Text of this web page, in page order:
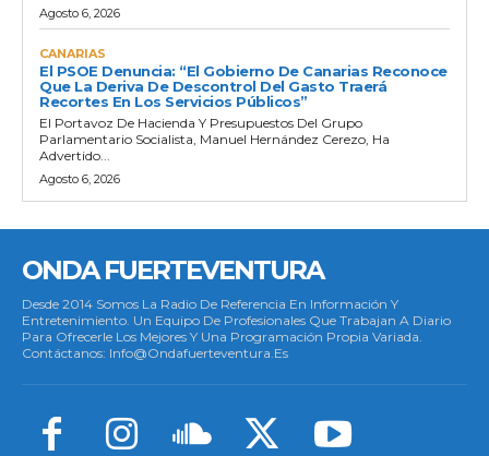
Agosto 6, 2026
CANARIAS
El PSOE Denuncia: “El Gobierno De Canarias Reconoce
Que La Deriva De Descontrol Del Gasto Traerá
Recortes En Los Servicios Públicos”
El Portavoz De Hacienda Y Presupuestos Del Grupo
Parlamentario Socialista, Manuel Hernández Cerezo, Ha
Advertido...
Agosto 6, 2026
ONDA FUERTEVENTURA
Desde 2014 Somos La Radio De Referencia En Información Y
Entretenimiento. Un Equipo De Profesionales Que Trabajan A Diario
Para Ofrecerle Los Mejores Y Una Programación Propia Variada.
Contáctanos: Info@ondafuerteventura.es